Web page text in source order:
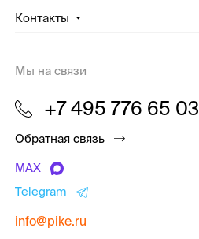
Контакты
Мы на связи
+7 495 776 65 03
Обратная связь
MAX
Telegram
info@pike.ru